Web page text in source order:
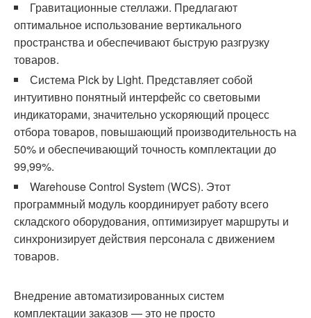
Гравитационные стеллажи. Предлагают
оптимальное использование вертикального
пространства и обеспечивают быструю разгрузку
товаров.
Система Pick by Light. Представляет собой
интуитивно понятный интерфейс со световыми
индикаторами, значительно ускоряющий процесс
отбора товаров, повышающий производительность на
50% и обеспечивающий точность комплектации до
99,99%.
Warehouse Control System (WCS). Этот
программный модуль координирует работу всего
складского оборудования, оптимизирует маршруты и
синхронизирует действия персонала с движением
товаров.
Внедрение автоматизированных систем
комплектации заказов — это не просто